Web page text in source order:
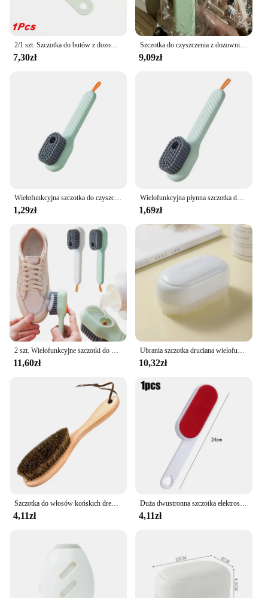
7,30zł
Szczotka do czyszczenia z dozownikiem mydła Produkty czyszczące do prania w domu Wielofunkcyjna szczotka do butów Narzędzia do czyszczenia ubrań
9,09zł
1,29zł
Wielofunkcyjna płynna szczotka do butów środki czyszczące automatyczny dozownik mydła czyszczenie odzieży szczotki obuwie z miękkim włosiem długa rączka
1,69zł
11,60zł 10,32zł
4,11zł
Duża dwustronna szczotka elektrostatyczna do usuwania sierści z ubrań Szczotka do usuwania sierści Pył Lepki środek czyszczący Fur Zapper Clean Pet Hair Tools
4,11zł